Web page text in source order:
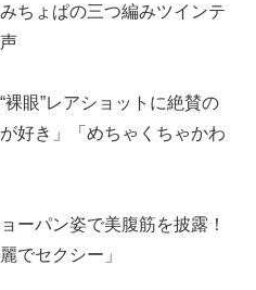
ちょぱの三つ編みツインテ
眼”レアショットに絶賛の
好き」「めちゃくちゃかわ
ーパン姿で美腹筋を披露！
でセクシー」